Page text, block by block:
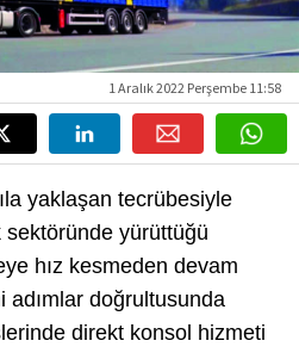
1 Aralık 2022 Perşembe 11:58
yaklaşan tecrübesiyle
yürüttüğü
hız kesmeden devam
adımlar doğrultusunda
direkt konsol hizmeti